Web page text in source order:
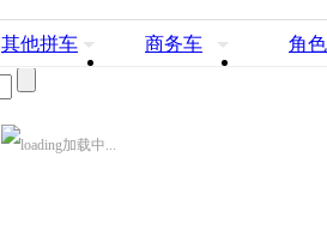
其他拼车 商务车 角色
加载中...